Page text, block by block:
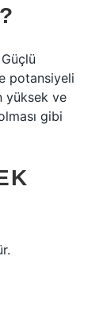
potansiyeli
yüksek ve
gibi